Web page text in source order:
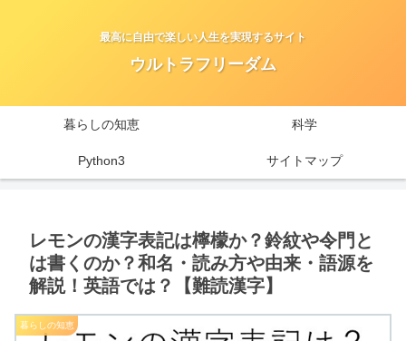
最高に自由で楽しい人生を実現するサイト
ウルトラフリーダム
暮らしの知恵 科学
Python3 サイトマップ
レモンの漢字表記は檸檬か？鈴紋や令門と
は書くのか？和名・読み方や由来・語源を
解説！英語では？【難読漢字】
暮らしの知恵